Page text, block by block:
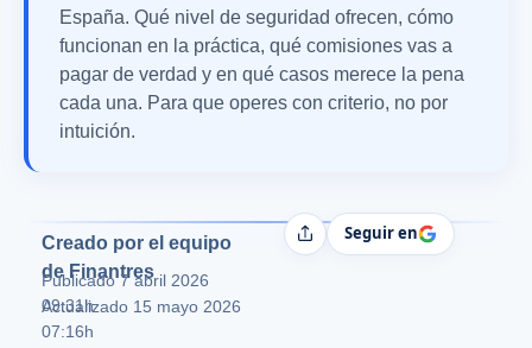
España. Qué nivel de seguridad ofrecen, cómo
funcionan en la práctica, qué comisiones vas a
pagar de verdad y en qué casos merece la pena
cada una. Para que operes con criterio, no por
intuición.
Creado por el equipo
de Finantres
Publicado 7 abril 2026
09:31h
Actualizado 15 mayo 2026
07:16h
CompartirSeguir en